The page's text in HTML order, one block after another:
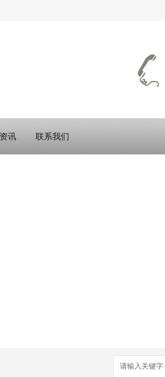
讯 联系我们